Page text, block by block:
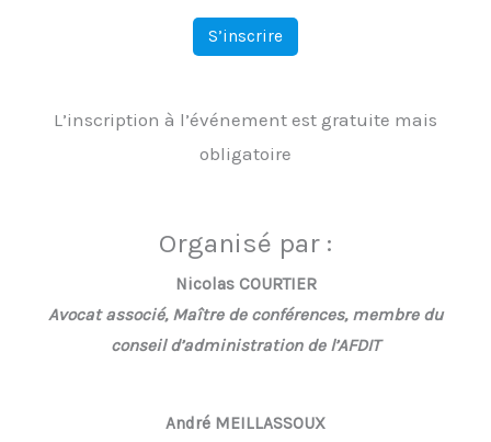
S’inscrire
L’inscription à l’événement est gratuite mais
obligatoire
Organisé par :
Nicolas COURTIER
Avocat associé, Maître de conférences, membre du
conseil d’administration de l’AFDIT
André MEILLASSOUX